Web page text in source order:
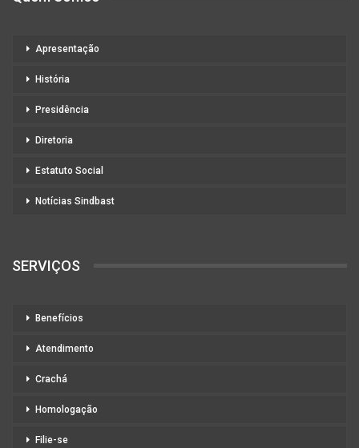
Apresentação
História
Presidência
Diretoria
Estatuto Social
Notícias Sindbast
SERVIÇOS
Benefícios
Atendimento
Crachá
Homologação
Filie-se